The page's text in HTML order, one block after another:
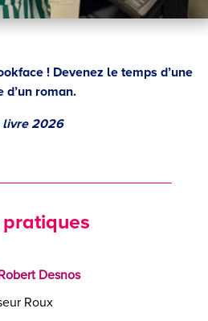
! Devenez le temps d’une
d’un roman.
livre 2026
Desnos
Roux